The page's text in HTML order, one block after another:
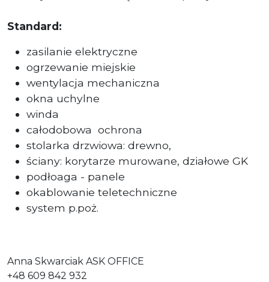
Standard:
zasilanie elektryczne
ogrzewanie miejskie
wentylacja mechaniczna
okna uchylne
winda
całodobowa ochrona
stolarka drzwiowa: drewno,
ściany: korytarze murowane, działowe GK
podłoaga - panele
okablowanie teletechniczne
system p.poż.
Anna Skwarciak ASK OFFICE
+48 609 842 932